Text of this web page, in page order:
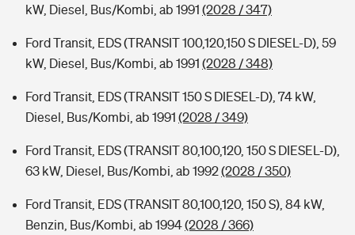
kW, Diesel, Bus/Kombi, ab 1991 (2028 / 347)
Ford Transit, EDS (TRANSIT 100,120,150 S DIESEL-D), 59
kW, Diesel, Bus/Kombi, ab 1991 (2028 / 348)
Ford Transit, EDS (TRANSIT 150 S DIESEL-D), 74 kW,
Diesel, Bus/Kombi, ab 1991 (2028 / 349)
Ford Transit, EDS (TRANSIT 80,100,120, 150 S DIESEL-D),
63 kW, Diesel, Bus/Kombi, ab 1992(2028 / 350)
Ford Transit, EDS (TRANSIT 80,100,120, 150 S), 84 kW,
Benzin, Bus/Kombi, ab 1994(2028 / 366)